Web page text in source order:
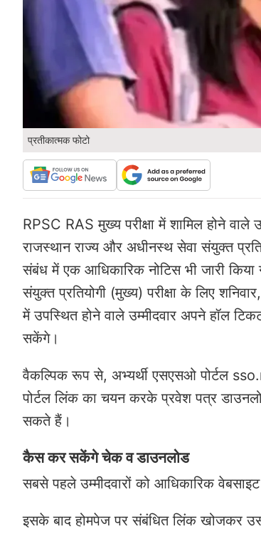
प्रतीकात्मक फोटो
RPSC RAS मुख्य परीक्षा में शामिल होने
राजस्थान राज्य और अधीनस्थ सेवा संयुक्त
संबंध में एक आधिकारिक नोटिस भी जारी
संयुक्त प्रतियोगी (मुख्य) परीक्षा के लिए
में उपस्थित होने वाले उम्मीदवार अपने हॉल
सकेंगे।
वैकल्पिक रूप से, अभ्यर्थी एसएसओ पोर्टल
पोर्टल लिंक का चयन करके प्रवेश पत्र
सकते हैं।
कैस कर सकेंगे चेक व डाउनलोड
सबसे पहले उम्मीदवारों को आधिकारिक वेबसाइट
इसके बाद होमपेज पर संबंधित लिंक खोजकर